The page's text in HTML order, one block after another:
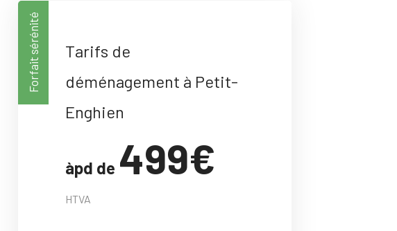
Forfait sérénité
Tarifs de
déménagement à Petit-
Enghien
àpd de 499€
HTVA